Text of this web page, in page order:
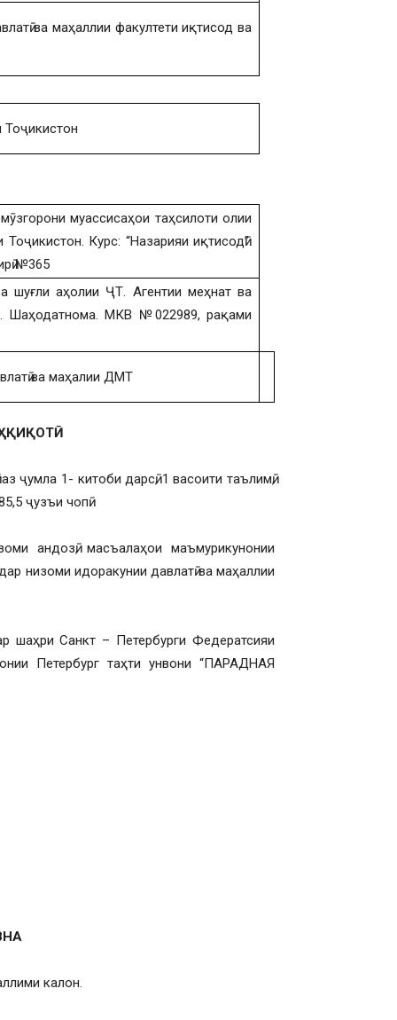
ва маҳаллии факултети иқтисод ва
муассисаҳои таҳсилоти олии
Курс: “Назарияи иқтисодӣ”.
№365
шуғли аҳолии ҶТ. Агентии меҳнат ва
Шаҳодатнома. МКВ №022989, рақами
ва маҳалии ДМТ
ҷумла 1- китоби дарсӣ, 1 васоити таълимӣ,
ҷузъи чопӣ.
андозӣ, масъалаҳои маъмурикунонии
низоми идоракунии давлатӣ ва маҳаллии
шаҳри Санкт – Петербурги Федератсияи
Петербург таҳти унвони “ПАРАДНАЯ
калон.